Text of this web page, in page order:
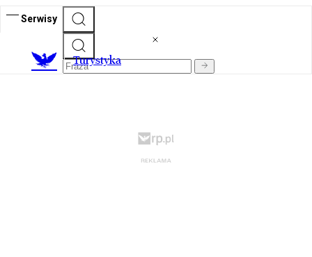
Serwisy
Turystyka